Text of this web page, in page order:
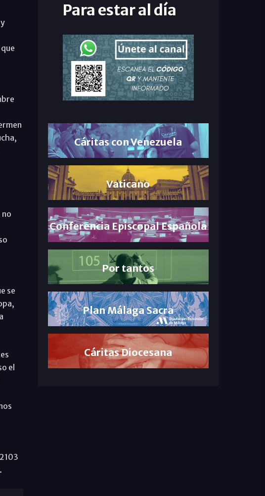
no
se
el
Para estar al día
Cáritas con Venezuela
Vaticano
Conferencia Episcopal Española
Por tantos
Plan Málaga Sacra
Cáritas Diocesana